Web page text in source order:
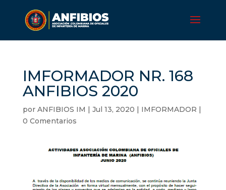
IMFORMADOR NR. 168
ANFIBIOS 2020
por ANFIBIOS IM | Jul 13, 2020 | IMFORMADOR |
0 Comentarios